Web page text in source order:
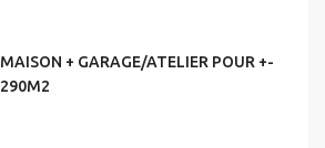
MAISON + GARAGE/ATELIER POUR +-
290M2